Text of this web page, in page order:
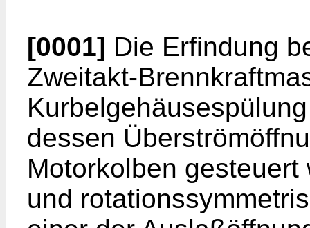
[0001] Die Erfindung
Zweitakt-
dessen
Motorkolben
und